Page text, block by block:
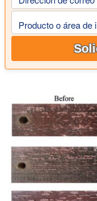
Producto o área de